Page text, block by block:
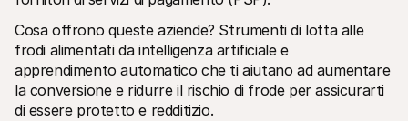
Cosa offrono queste aziende? Strumenti di lotta alle
frodi alimentati da intelligenza artificiale e
apprendimento automatico che ti aiutano ad aumentare
la conversione e ridurre il rischio di frode per assicurarti
di essere protetto e redditizio.